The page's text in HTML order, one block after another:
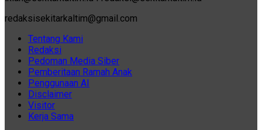
redaksisekitarkaltim@gmail.com
Tentang Kami
Redaksi
Pedoman Media Siber
Pemberitaan Ramah Anak
Penggunaan AI
Disclaimer
Visitor
Kerja Sama